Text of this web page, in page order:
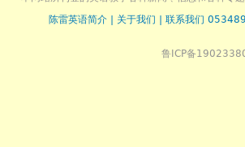
陈雷英语简介
关于我们 联系我们
鲁ICP备